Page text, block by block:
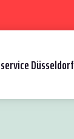
Düsseldorf